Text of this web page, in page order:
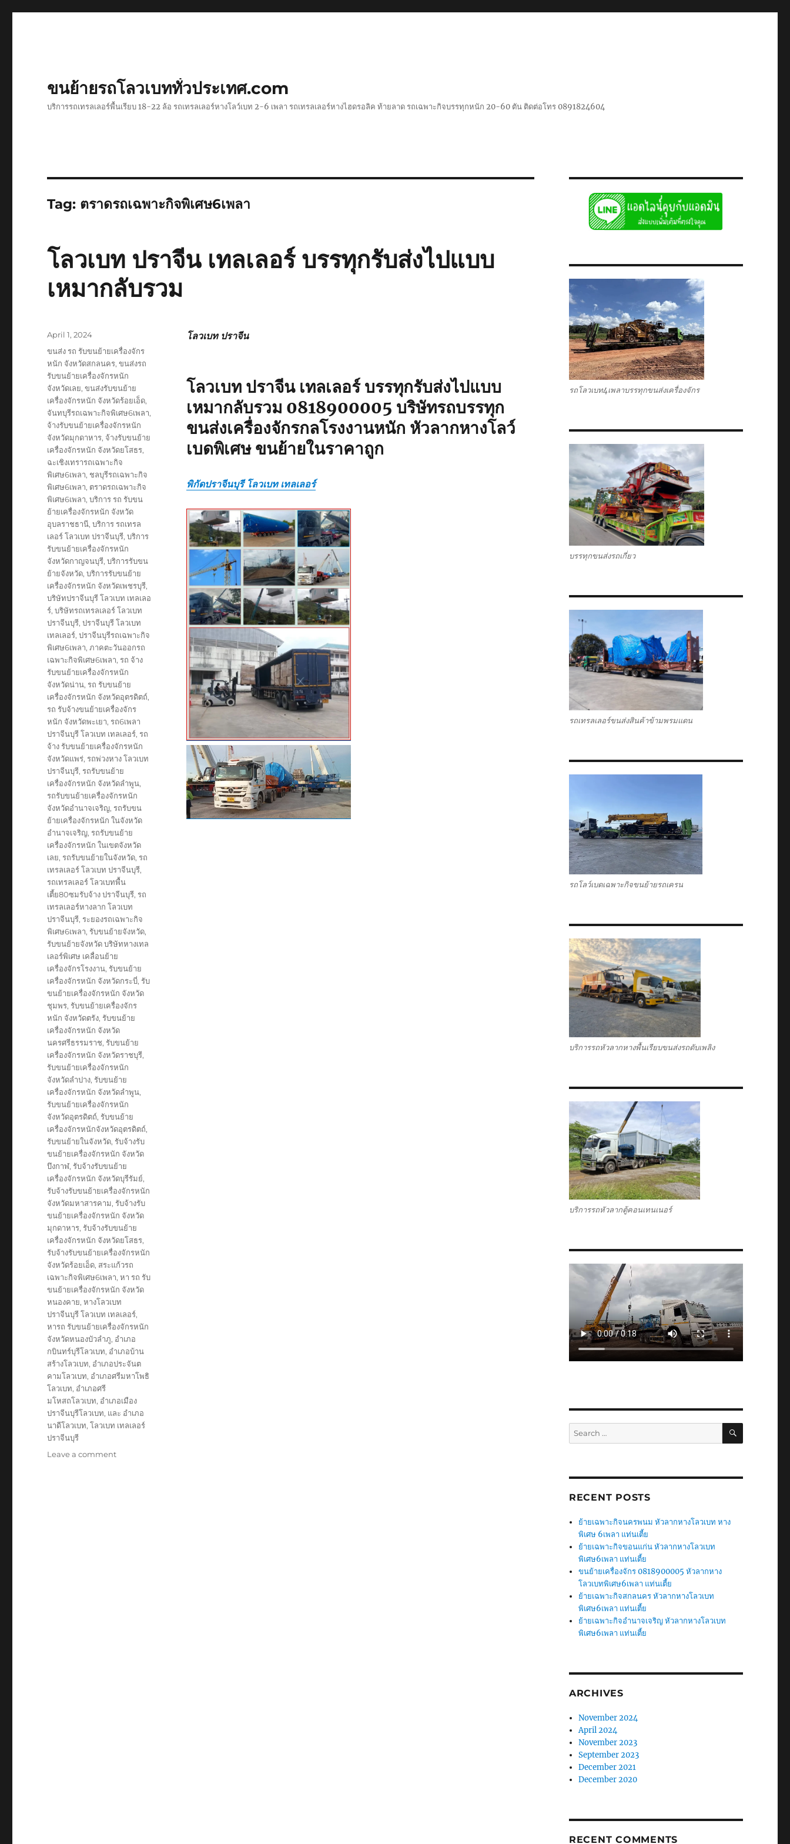
ขนย้ายรถโลวเบททั่วประเทศ.com
บริการรถเทรลเลอร์พื้นเรียบ 18-22 ล้อ รถเทรลเลอร์หางโลว์เบท 2-6 เพลา รถเทรลเลอร์หางไฮดรอลิค ท้ายลาด รถเฉพาะกิจบรรทุกหนัก 20-60 ตัน ติดต่อโทร 0891824604
Tag: ตราดรถเฉพาะกิจพิเศษ6เพลา
โลวเบท ปราจีน เทลเลอร์ บรรทุกรับส่งไปแบบ
เหมากลับรวม
โลวเบท ปราจีน
โลวเบท ปราจีน เทลเลอร์ บรรทุกรับส่งไปแบบ
เหมากลับรวม 0818900005 บริษัทรถบรรทุก
ขนส่งเครื่องจักรกลโรงงานหนัก หัวลากหางโลว์
เบดพิเศษ ขนย้ายในราคาถูก
พิกัดปราจีนบุรี โลวเบท เทลเลอร์
Posted
April 1, 2024
Tags
ขนส่ง รถ รับขนย้ายเครื่องจักร
หนัก จังหวัดสกลนคร,ขนส่งรถ
รับขนย้ายเครื่องจักรหนัก
จังหวัดเลย,ขนส่งรับขนย้าย
เครื่องจักรหนัก จังหวัดร้อยเอ็ด,
จันทบุรีรถเฉพาะกิจพิเศษ6เพลา,
จ้างรับขนย้ายเครื่องจักรหนัก
จังหวัดมุกดาหาร, จ้างรับขนย้าย
เครื่องจักรหนัก จังหวัดยโสธร,
ฉะเชิงเทรารถเฉพาะกิจ
พิเศษ6เพลา, ชลบุรีรถเฉพาะกิจ
พิเศษ6เพลา, ตราดรถเฉพาะกิจ
พิเศษ6เพลา,บริการ รถ รับขน
ย้ายเครื่องจักรหนัก จังหวัด
อุบลราชธานี,บริการ รถเทรล
เลอร์ โลวเบท ปราจีนบุรี,บริการ
รับขนย้ายเครื่องจักรหนัก
จังหวัดกาญจนบุรี,บริการรับขน
ย้ายจังหวัด,บริการรับขนย้าย
เครื่องจักรหนัก จังหวัดเพชรบุรี,
บริษัทปราจีนบุรี โลวเบท เทลเลอ
ร์,บริษัทรถเทรลเลอร์ โลวเบท
ปราจีนบุรี,ปราจีนบุรี โลวเบท
เทลเลอร์,ปราจีนบุรีรถเฉพาะกิจ
พิเศษ6เพลา,ภาคตะวันออกรถ
เฉพาะกิจพิเศษ6เพลา,รถ จ้าง
รับขนย้ายเครื่องจักรหนัก
จังหวัดน่าน,รถ รับขนย้าย
เครื่องจักรหนัก จังหวัดอุตรดิตถ์,
รถ รับจ้างขนย้ายเครื่องจักร
หนัก จังหวัดพะเยา,รถ6เพลา
ปราจีนบุรี โลวเบท เทลเลอร์,รถ
จ้าง รับขนย้ายเครื่องจักรหนัก
จังหวัดแพร่,รถพ่วงหาง โลวเบท
ปราจีนบุรี,รถรับขนย้าย
เครื่องจักรหนัก จังหวัดลำพูน,
รถรับขนย้ายเครื่องจักรหนัก
จังหวัดอำนาจเจริญ,รถรับขน
ย้ายเครื่องจักรหนัก ในจังหวัด
อำนาจเจริญ,รถรับขนย้าย
เครื่องจักรหนัก ในเขตจังหวัด
เลย,รถรับขนย้ายในจังหวัด,รถ
เทรลเลอร์ โลวเบท ปราจีนบุรี,
รถเทรลเลอร์ โลวเบทพื้น
เตี้ย80ซมรับจ้าง ปราจีนบุรี,รถ
เทรลเลอร์หางลาก โลวเบท
ปราจีนบุรี,ระยองรถเฉพาะกิจ
พิเศษ6เพลา,รับขนย้ายจังหวัด,
รับขนย้ายจังหวัด บริษัทหางเทล
เลอร์พิเศษ เคลื่อนย้าย
เครื่องจักรโรงงาน,รับขนย้าย
เครื่องจักรหนัก จังหวัดกระบี่,รับ
ขนย้ายเครื่องจักรหนัก จังหวัด
ชุมพร,รับขนย้ายเครื่องจักร
หนัก จังหวัดตรัง,รับขนย้าย
เครื่องจักรหนัก จังหวัด
นครศรีธรรมราช,รับขนย้าย
เครื่องจักรหนัก จังหวัดราชบุรี,
รับขนย้ายเครื่องจักรหนัก
จังหวัดลำปาง,รับขนย้าย
เครื่องจักรหนัก จังหวัดลำพูน,
รับขนย้ายเครื่องจักรหนัก
จังหวัดอุตรดิตถ์,รับขนย้าย
เครื่องจักรหนักจังหวัดอุตรดิตถ์,
รับขนย้ายในจังหวัด,รับจ้างรับ
ขนย้ายเครื่องจักรหนัก จังหวัด
บึงกาฬ,รับจ้างรับขนย้าย
เครื่องจักรหนัก จังหวัดบุรีรัมย์,
รับจ้างรับขนย้ายเครื่องจักรหนัก
จังหวัดมหาสารคาม,รับจ้างรับ
ขนย้ายเครื่องจักรหนัก จังหวัด
มุกดาหาร,รับจ้างรับขนย้าย
เครื่องจักรหนัก จังหวัดยโสธร,
รับจ้างรับขนย้ายเครื่องจักรหนัก
จังหวัดร้อยเอ็ด, สระแก้วรถ
เฉพาะกิจพิเศษ6เพลา,หา รถ รับ
ขนย้ายเครื่องจักรหนัก จังหวัด
หนองคาย,หางโลวเบท
ปราจีนบุรี โลวเบท เทลเลอร์,
หารถ รับขนย้ายเครื่องจักรหนัก
จังหวัดหนองบัวลำภู, อำเภอ
กบินทร์บุรีโลวเบท, อำเภอบ้าน
สร้างโลวเบท, อำเภอประจันต
คามโลวเบท, อำเภอศรีมหาโพธิ
โลวเบท, อำเภอศรี
มโหสถโลวเบท, อำเภอเมือง
ปราจีนบุรีโลวเบท, และ อำเภอ
นาดีโลวเบท,โลวเบท เทลเลอร์
ปราจีนบุรี
Leave a commenton
รถโลวเบท4เพลาบรรทุกขนส่งเครื่องจักร
บรรทุกขนส่งรถเกี่ยว
รถเทรลเลอร์ขนส่งสินค้าข้ามพรมแดน
รถโลว์เบดเฉพาะกิจขนย้ายรถเครน
บริการรถหัวลากหางพื้นเรียบขนส่งรถดับเพลิง
บริการรถหัวลากตู้คอนเทนเนอร์
Search
for:
SEARCH
RECENT POSTS
ย้ายเฉพาะกิจนครพนม หัวลากหางโลวเบท หาง
พิเศษ 6เพลา แท่นเตี้ย
ย้ายเฉพาะกิจขอนแก่น หัวลากหางโลวเบท
พิเศษ6เพลา แท่นเตี้ย
ขนย้ายเครื่องจักร 0818900005 หัวลากหาง
โลวเบทพิเศษ6เพลา แท่นเตี้ย
ย้ายเฉพาะกิจสกลนคร หัวลากหางโลวเบท
พิเศษ6เพลา แท่นเตี้ย
ย้ายเฉพาะกิจอำนาจเจริญ หัวลากหางโลวเบท
พิเศษ6เพลา แท่นเตี้ย
ARCHIVES
November 2024
April 2024
November 2023
September 2023
December 2021
December 2020
RECENT COMMENTS